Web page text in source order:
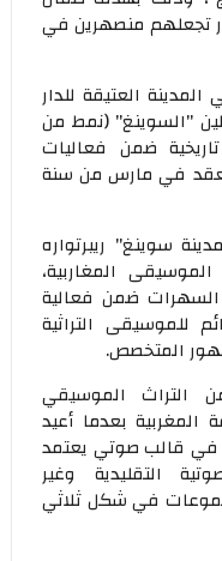
تجعلهم منصهرين في
العتيقة للدار
"السوينغ" (نمط من
ضمن فعاليات
في مارس من سنة
سوينغ" ريبرتواره
المغاربية،
ضمن فعالية
للموسيقى التراثية
المتخصص.
التراث الموسيقي
بعدما أعيد
في قالب صوتي يعتمد
التقليدية وغير
في شكل ثلاثي